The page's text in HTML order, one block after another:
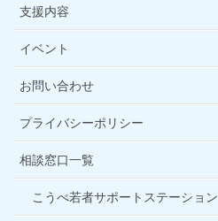
支援内容
イベント
お問い合わせ
プライバシーポリシー
相談窓口一覧
こうべ若者サポートステーション